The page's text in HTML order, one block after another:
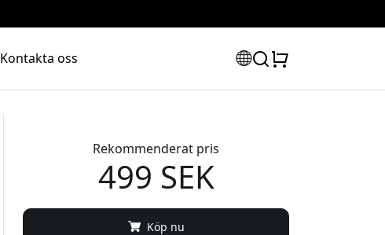
Kontakta oss
Rekommenderat pris
499 SEK
Köp nu